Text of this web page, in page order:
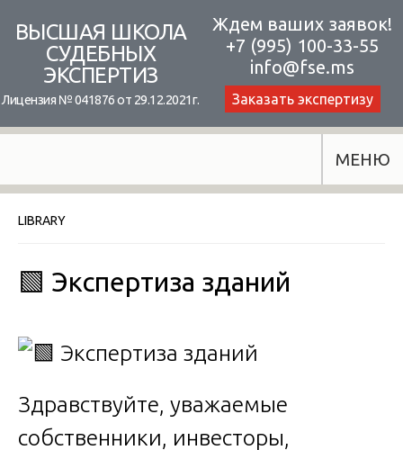
content
ВЫСШАЯ ШКОЛА
СУДЕБНЫХ
ЭКСПЕРТИЗ
Лицензия № 041876 от 29.12.2021г.
Ждем ваших заявок!
+7 (995) 100-33-55
info@fse.ms
Заказать экспертизу
МЕНЮ
LIBRARY
🟩 Экспертиза зданий
Здравствуйте, уважаемые
собственники, инвесторы,